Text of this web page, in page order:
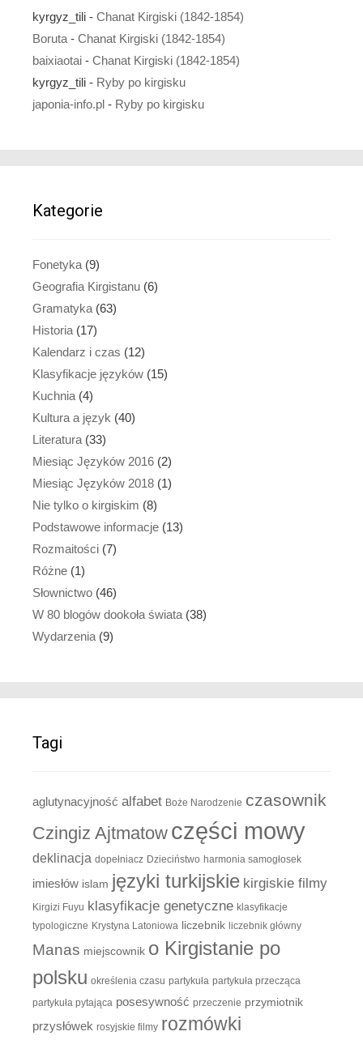
kyrgyz_tili - Chanat Kirgiski (1842-1854)
Boruta - Chanat Kirgiski (1842-1854)
baixiaotai - Chanat Kirgiski (1842-1854)
kyrgyz_tili - Ryby po kirgisku
japonia-info.pl - Ryby po kirgisku
Kategorie
Fonetyka (9)
Geografia Kirgistanu (6)
Gramatyka (63)
Historia (17)
Kalendarz i czas (12)
Klasyfikacje języków (15)
Kuchnia (4)
Kultura a język (40)
Literatura (33)
Miesiąc Języków 2016 (2)
Miesiąc Języków 2018 (1)
Nie tylko o kirgiskim (8)
Podstawowe informacje (13)
Rozmaitości (7)
Różne (1)
Słownictwo (46)
W 80 blogów dookoła świata (38)
Wydarzenia (9)
Tagi
aglutynacyjność alfabet Boże Narodzenie czasownik
Czingiz Ajtmatow części mowy
deklinacja dopełniacz Dzieciństwo harmonia samogłosek
imiesłów islam języki turkijskie kirgiskie filmy
Kirgizi Fuyu klasyfikacje genetyczne klasyfikacje
typologiczne Krystyna Latoniowa liczebnik liczebnik główny
Manas miejscownik o Kirgistanie po
polsku określenia czasu partykuła partykuła przecząca
partykuła pytająca posesywność przeczenie przymiotnik
przysłówek rosyjskie filmy rozmówki